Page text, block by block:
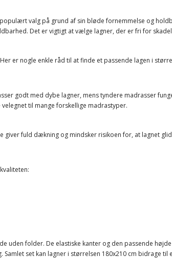
valg på grund af sin bløde fornemmelse og
Det er vigtigt at vælge lagner, der er fri for
er nogle enkle råd til at finde et passende lagen i
godt med dybe lagner, mens tyndere madrasser
til mange forskellige madrastyper.
fuld dækning og mindsker risikoen for, at lagnet
uden folder. De elastiske kanter og den passende
set kan lagner i størrelsen 180x210 cm bidrage